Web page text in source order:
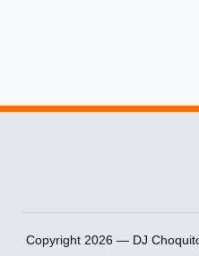
Copyright 2026 — DJ